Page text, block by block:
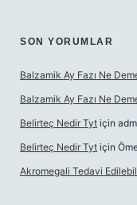
SON YORUMLAR
Balzamik Ay Fazı Ne
Balzamik Ay Fazı Ne
Belirteç Nedir Tyt için
Belirteç Nedir Tyt için
Akromegali Tedavi